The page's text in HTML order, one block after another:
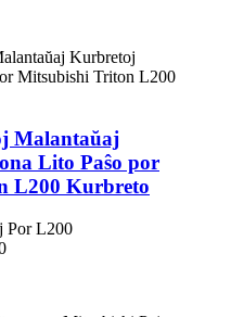
Malantaŭaj
Lito Paŝo por
L200 Kurbreto
Por L200